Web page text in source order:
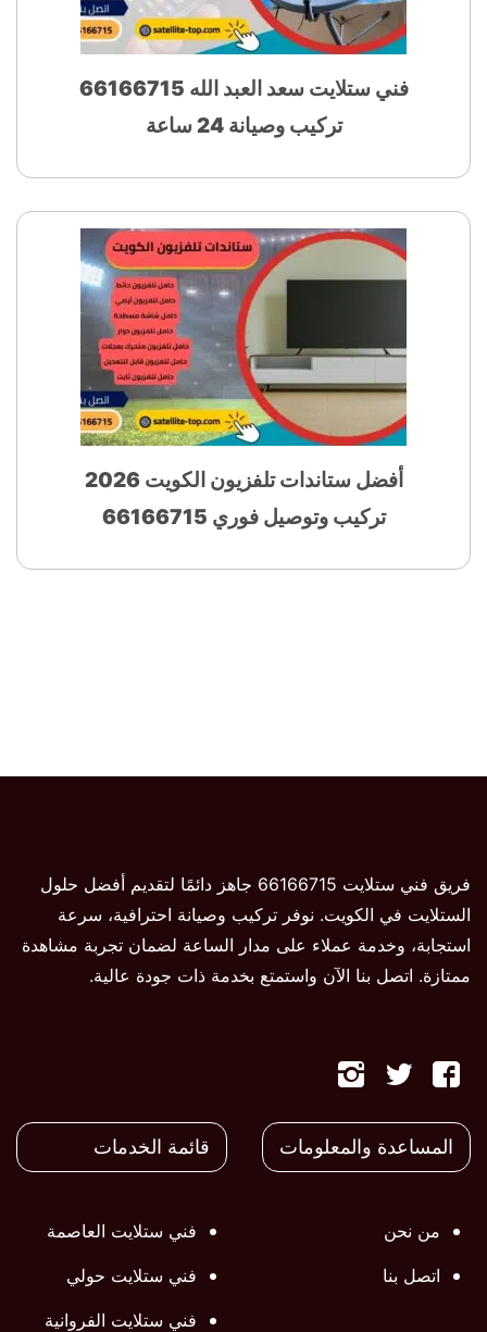
فني ستلايت سعد العبد الله 66166715
تركيب وصيانة 24 ساعة
أفضل ستاندات تلفزيون الكويت 2026
تركيب وتوصيل فوري 66166715
فريق فني ستلايت 66166715 جاهز دائمًا لتقديم أفضل حلول
الستلايت في الكويت. نوفر تركيب وصيانة احترافية، سرعة
استجابة، وخدمة عملاء على مدار الساعة لضمان تجربة مشاهدة
ممتازة. اتصل بنا الآن واستمتع بخدمة ذات جودة عالية.
تابعنا
على
تابعنا
علىعلى
المساعدة والمعلومات
من نحن
اتصل بنا
قائمة الخدمات
فني ستلايت العاصمة
فني ستلايت حولي
فني ستلايت الفروانية